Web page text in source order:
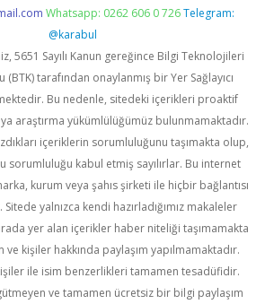
Whatsapp: 0262 606 0 726 Telegram:
@karabul
5651 Sayılı Kanun gereğince Bilgi Teknolojileri
tarafından onaylanmış bir Yer Sağlayıcı
Bu nedenle, sitedeki içerikleri proaktif
araştırma yükümlülüğümüz bulunmamaktadır.
içeriklerin sorumluluğunu taşımakta olup,
sorumluluğu kabul etmiş sayılırlar. Bu internet
kurum veya şahıs şirketi ile hiçbir bağlantısı
yalnızca kendi hazırladığımız makaleler
yer alan içerikler haber niteliği taşımamakta
kişiler hakkında paylaşım yapılmamaktadır.
ile isim benzerlikleri tamamen tesadüfidir.
ve tamamen ücretsiz bir bilgi paylaşım